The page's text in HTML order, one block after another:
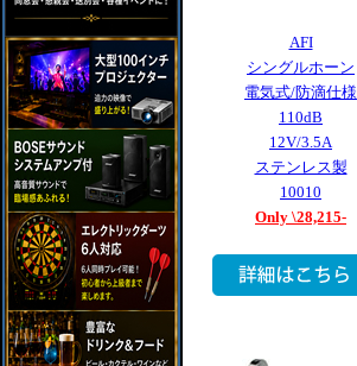
AFI
シングルホーン
電気式/防滴仕様
110dB
12V/3.5A
ステンレス製
10010
Only \28,215-